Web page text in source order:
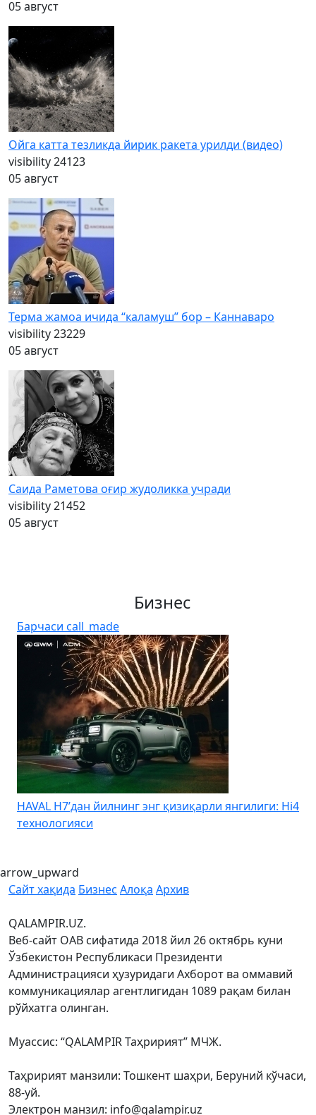
05 август
Ойга катта тезликда йирик ракета урилди (видео)
visibility24123
05 август
Терма жамоа ичида “каламуш” бор – Каннаваро
visibility23229
05 август
Саида Раметова оғир жудоликка учради
visibility21452
05 август
Бизнес
Барчаси call_made
HAVAL H7’дан йилнинг энг қизиқарли янгилиги: Hi4
технологияси
arrow_upward
Сайт хақида Бизнес Алоқа Архив
QALAMPIR.UZ.
Веб-сайт ОАВ сифатида 2018 йил 26 октябрь куни
Ўзбекистон Республикаси Президенти
Администрацияси ҳузуридаги Ахборот ва оммавий
коммуникациялар агентлигидан 1089 рақам билан
рўйхатга олинган.
Муассис: “QALAMPIR Таҳририят” МЧЖ.
Таҳририят манзили: Тошкент шаҳри, Беруний кўчаси,
88-уй.
Электрон манзил: info@qalampir.uz